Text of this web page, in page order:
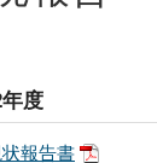
度
報告書